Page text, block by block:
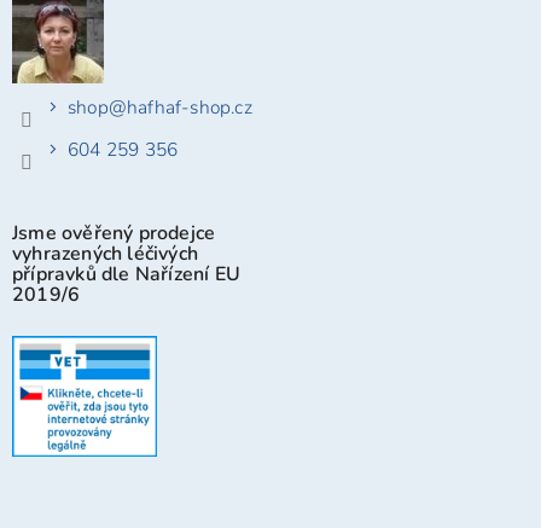
shop@hafhaf-shop.cz
604 259 356
Jsme ověřený prodejce
vyhrazených léčivých
přípravků dle Nařízení EU
2019/6